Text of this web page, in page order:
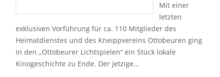
Mit einer
letzten
exklusiven Vorführung für ca. 110 Mitglieder des
Heimatdienstes und des Kneippvereins Ottobeuren ging
in den „Ottobeurer Lichtspielen“ ein Stück lokale
Kinogeschichte zu Ende. Der jetzige…